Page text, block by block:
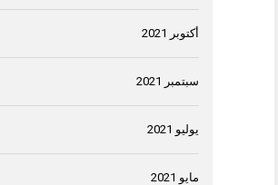
أكتوبر 2021
سبتمبر 2021
يوليو 2021
مايو 2021